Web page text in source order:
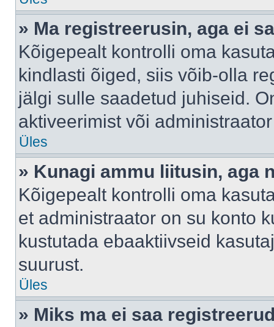
» Ma registreerusin, aga ei
Kõigepealt kontrolli oma
kindlasti õiged, siis võib-olla
jälgi sulle saadetud juhiseid.
aktiveerimist või
Üles
» Kunagi ammu liitusin, aga
Kõigepealt kontrolli oma
et administraator on su konto
kustutada ebaaktiivseid
suurust.
Üles
» Miks ma ei saa